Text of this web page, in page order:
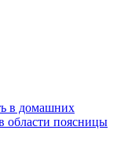
в домашних
области поясницы